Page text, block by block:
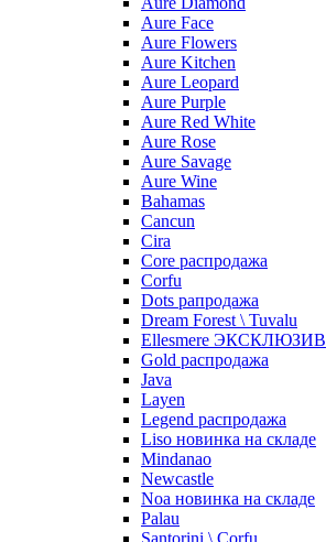
Aure Face
Aure Flowers
Aure Kitchen
Aure Leopard
Aure Purple
Aure Red White
Aure Rose
Aure Savage
Aure Wine
Bahamas
Cancun
Cira
Core распродажа
Corfu
Dots рапродажа
Dream Forest \ Tuvalu
Ellesmere ЭКСКЛЮЗИВ
Gold распродажа
Java
Layen
Legend распродажа
Liso новинка на складе
Mindanao
Newcastle
Noa новинка на складе
Palau
Santorini \ Corfu